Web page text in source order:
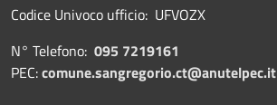
Codice Univoco ufficio: UFVOZX
N° Telefono: 095 7219161
PEC:comune.sangregorio.ct@anutelpec.it